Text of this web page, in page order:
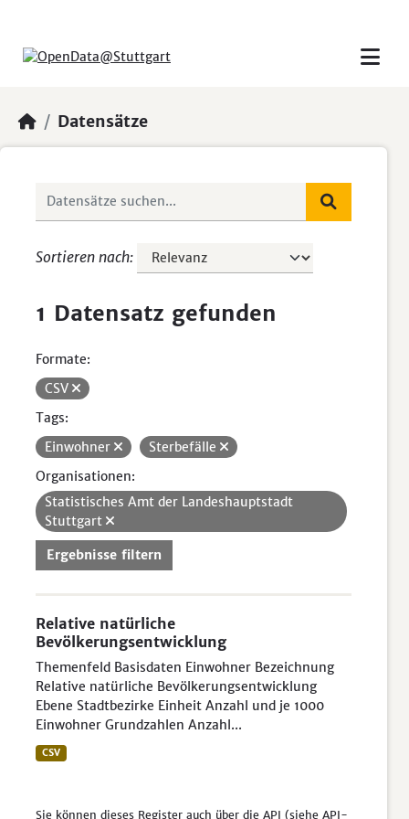
Datensätze
Sortieren nach
1 Datensatz gefunden
Formate:
CSV
Tags:
Einwohner
Sterbefälle
Organisationen:
Statistisches Amt der Landeshauptstadt
Stuttgart
Ergebnisse filtern
Relative natürliche
Bevölkerungsentwicklung
Themenfeld Basisdaten Einwohner Bezeichnung
Relative natürliche Bevölkerungsentwicklung
Ebene Stadtbezirke Einheit Anzahl und je 1000
Einwohner Grundzahlen Anzahl...
CSV
Sie können dieses Register auch über die API (siehe API-